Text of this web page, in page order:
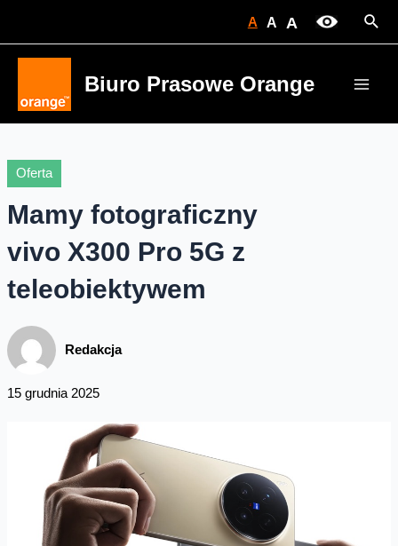
A A A
Biuro Prasowe Orange
Oferta
Mamy fotograficzny
vivo X300 Pro 5G z
teleobiektywem
Redakcja
15 grudnia 2025